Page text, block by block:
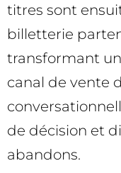
titres sont
billetterie
transformant
canal de vente
de décision et
abandons.